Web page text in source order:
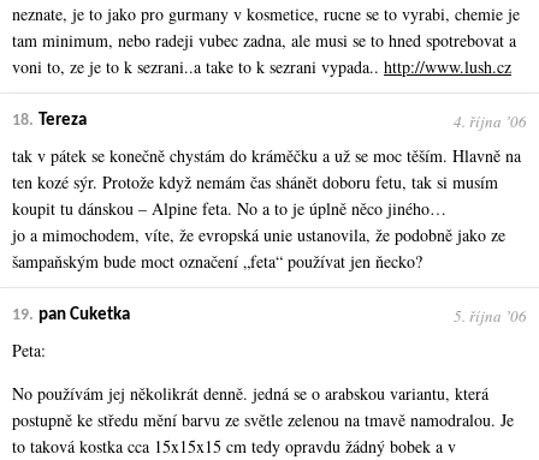
neznate, je to jako pro gurmany v kosmetice, rucne se to vyrabi, chemie je
tam minimum, nebo radeji vubec zadna, ale musi se to hned spotrebovat a
voni to, ze je to k sezrani..a take to k sezrani vypada.. http://www.lush.cz
18. Tereza 4. října ʼ06
tak v pátek se konečně chystám do kráměčku a už se moc těším. Hlavně na
ten kozé sýr. Protože když nemám čas shánět doboru fetu, tak si musím
koupit tu dánskou – Alpine feta. No a to je úplně něco jiného…
jo a mimochodem, víte, že evropská unie ustanovila, že podobně jako ze
šampaňským bude moct označení „feta“ používat jen ňecko?
19. pan Cuketka 5. října ʼ06
Peta:
No používám jej několikrát denně. jedná se o arabskou variantu, která
postupně ke středu mění barvu ze světle zelenou na tmavě namodralou. Je
to taková kostka cca 15x15x15 cm tedy opravdu žádný bobek a v